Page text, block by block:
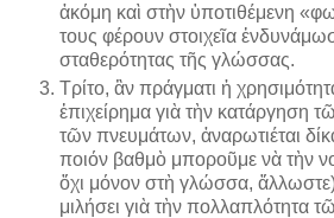
ἀκόμη καὶ στὴν ὑποτιθέμενη
τους φέρουν στοιχεῖα
σταθερότητας τῆς γλώσσας.
Τρίτο, ἂν πράγματι ἡ
ἐπιχείρημα γιὰ τὴν κατάργηση
τῶν πνευμάτων, ἀναρωτιέται
ποιόν βαθμὸ μποροῦμε νὰ τὴν
ὄχι μόνον στὴ γλώσσα,
μιλήσει γιὰ τὴν πολλαπλότητα